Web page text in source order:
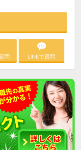
問 LINEで質問